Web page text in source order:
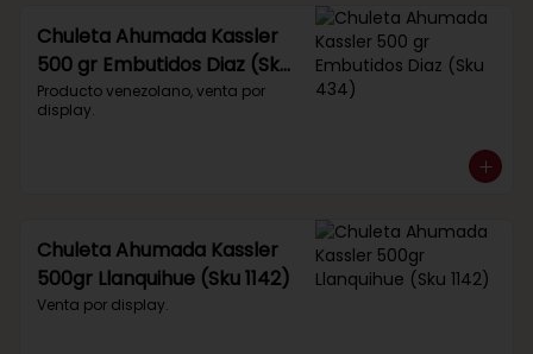
Chuleta Ahumada Kassler
500 gr Embutidos Diaz (Sku
434)
Producto venezolano, venta por
display.
Chuleta Ahumada Kassler
500gr Llanquihue (Sku 1142)
Venta por display.